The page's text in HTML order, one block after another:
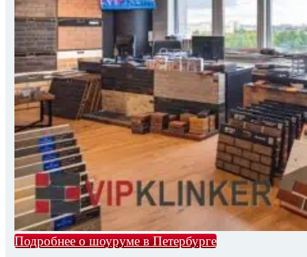
Подробнее о шоуруме в Петербурге